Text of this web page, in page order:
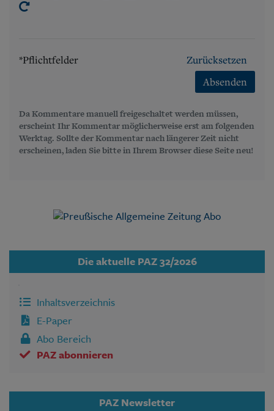
*Pflichtfelder
Zurücksetzen
Absenden
Da Kommentare manuell freigeschaltet werden müssen,
erscheint Ihr Kommentar möglicherweise erst am folgenden
Werktag. Sollte der Kommentar nach längerer Zeit nicht
erscheinen, laden Sie bitte in Ihrem Browser diese Seite neu!
Die aktuelle PAZ 32/2026
Inhaltsverzeichnis
E-Paper
Abo Bereich
PAZ abonnieren
PAZ Newsletter